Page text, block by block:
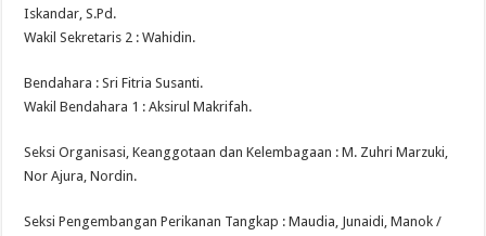
Iskandar, S.Pd.
Wakil Sekretaris 2 : Wahidin.
Bendahara : Sri Fitria Susanti.
Wakil Bendahara 1 : Aksirul Makrifah.
Seksi Organisasi, Keanggotaan dan Kelembagaan : M. Zuhri Marzuki,
Nor Ajura, Nordin.
Seksi Pengembangan Perikanan Tangkap : Maudia, Junaidi, Manok /